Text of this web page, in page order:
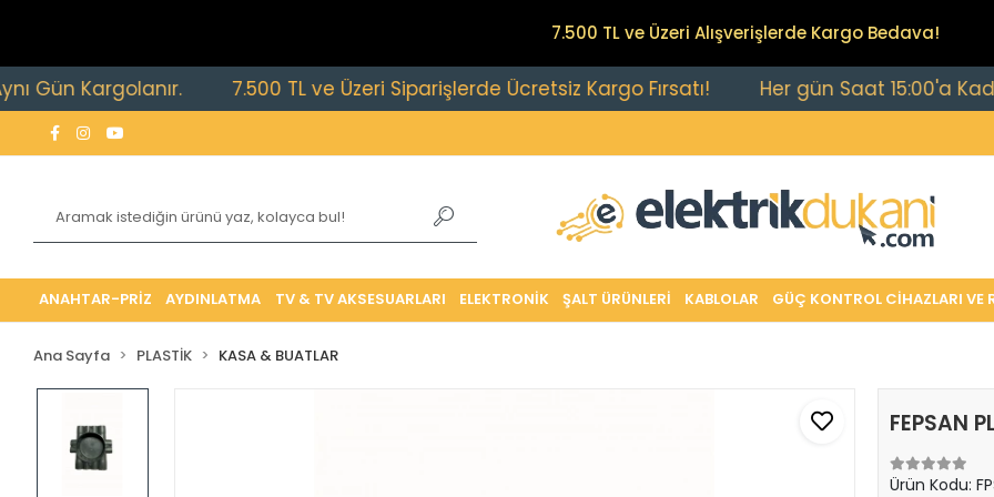
7.500 TL ve Üzeri Alışverişlerde Kargo Bedava!
7.500 TL ve Üzeri Siparişlerde Ücretsiz Kargo Fırsatı! Her gün Saat 15:00'a Kadar
ANAHTAR-PRİZ AYDINLATMA TV & TV AKSESUARLARI ELEKTRONİK ŞALT ÜRÜNLERİ KABLOLAR GÜÇ KONTROL CİHAZLARI VE
Ana Sayfa PLASTİK KASA & BUATLAR
FEPSAN
Ürün Kodu: